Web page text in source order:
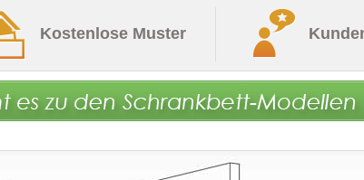
Kostenlose Muster